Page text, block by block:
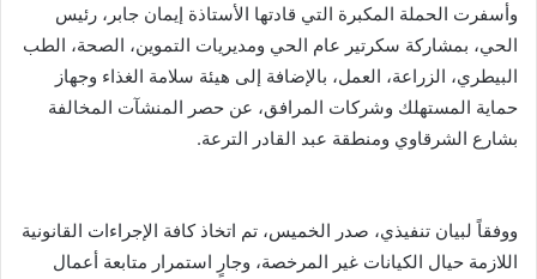
وأسفرت الحملة المكبرة التي قادتها الأستاذة إيمان جابر، رئيس
الحي، بمشاركة سكرتير عام الحي ومديريات التموين، الصحة، الطب
البيطري، الزراعة، العمل، بالإضافة إلى هيئة سلامة الغذاء وجهاز
حماية المستهلك وشركات المرافق، عن حصر المنشآت المخالفة
بشارع الشرقاوي ومنطقة عبد القادر الترعة.
ووفقاً لبيان تنفيذي، صدر الخميس، تم اتخاذ كافة الإجراءات القانونية
اللازمة حيال الكيانات غير المرخصة، وجارٍ استمرار متابعة أعمال